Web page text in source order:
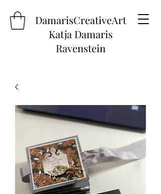
DamarisCreativeArt
Katja Damaris
Ravenstein